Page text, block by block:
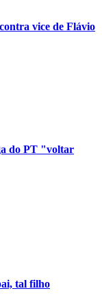
vice de Flávio
do PT "voltar
tal filho